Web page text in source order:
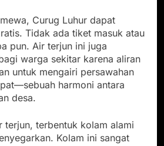
Curug Luhur dapat
Tidak ada tiket masuk atau
pun. Air terjun ini juga
warga sekitar karena aliran
untuk mengairi persawahan
harmoni antara
desa.
terjun, terbentuk kolam alami
Kolam ini sangat